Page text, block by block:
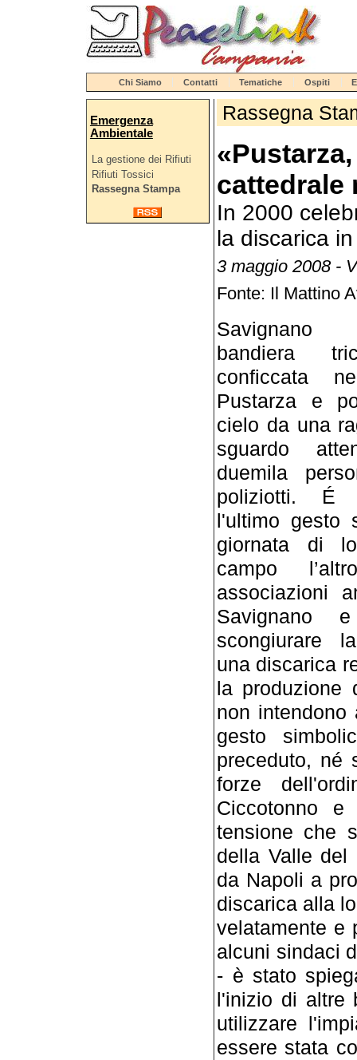
Chi Siamo Contatti Tematiche Ospiti
Emergenza
Ambientale
La gestione dei Rifiuti
Rifiuti Tossici
Rassegna Stampa
Rassegna
cattedrale
In 2000
la discarica
3 maggio 2008 -
Fonte: Il Mattino
Savignano
bandiera
conficcata
Pustarza e
cielo da una
sguardo
duemila
poliziotti. É
l'ultimo gesto
giornata di
campo
associazioni
Savignano
scongiurare
una discarica
la produzione
non intendono
gesto
preceduto, né
forze
Ciccotonno
tensione che
della Valle del
da Napoli a
discarica alla
velatamente e
alcuni sindaci
- è stato
l'inizio di altre
utilizzare
essere stata